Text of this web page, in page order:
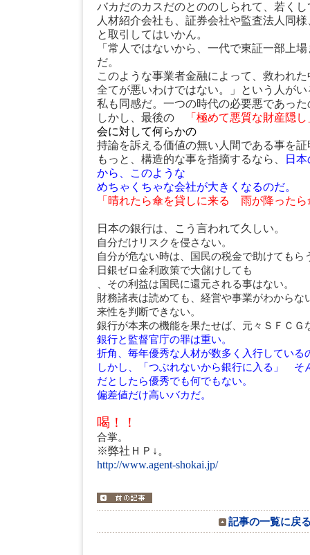
バカだのカスだのとののしられて、若くし
人材紹介会社も、証券会社や監査法人同
と取引してはいかん。
「常人ではないから、一代で東証一部上
だ。
このような事業者金融によって、救われ
全てが悪いわけではない。」という人がい
私も同感だ。一つの時代の必要悪であっ
しかし、最後の 「極めて悪質な財産隠し
会に対して何らかの
持論を訴える価値の無い人間である事を
もっと、構造的な事を指摘するなら、
日
から、このような
めちゃくちゃな会社が大きくなるのだ。
「晴れたら傘を貸しに来る 雨が降った
日本の銀行は、こう言われて久しい。
自分だけリスクを侵さない。
自分が危ない時は、国民の税金で助けてもら
日銀ゼロ金利政策で大儲けしても
、その利益は国民に還元される事はない。
財務諸表は読めても、経営や事業がわからな
来性を判断できない。
銀行が本来の機能を果たせば、元々ＳＦＣＧ
銀行と監督官庁の罪は重い。
折角、毎年優秀な人材が数多く入行している
しかし、「つぶれないから銀行に入る」 そ
だとしたら優秀でも何でもない。
偏差値だけ高いバカだ。
喝！！
合掌。
※弊社ＨＰ↓。
http://www.agent-shokai.jp/
記事の一覧に戻